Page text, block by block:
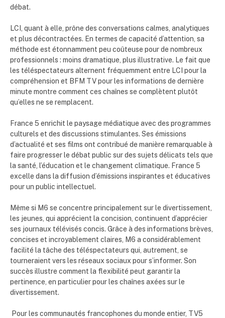
débat.
LCI, quant à elle, prône des conversations calmes, analytiques
et plus décontractées. En termes de capacité d’attention, sa
méthode est étonnamment peu coûteuse pour de nombreux
professionnels : moins dramatique, plus illustrative. Le fait que
les téléspectateurs alternent fréquemment entre LCI pour la
compréhension et BFM TV pour les informations de dernière
minute montre comment ces chaînes se complètent plutôt
qu’elles ne se remplacent.
France 5 enrichit le paysage médiatique avec des programmes
culturels et des discussions stimulantes. Ses émissions
d’actualité et ses films ont contribué de manière remarquable à
faire progresser le débat public sur des sujets délicats tels que
la santé, l’éducation et le changement climatique. France 5
excelle dans la diffusion d’émissions inspirantes et éducatives
pour un public intellectuel.
Même si M6 se concentre principalement sur le divertissement,
les jeunes, qui apprécient la concision, continuent d’apprécier
ses journaux télévisés concis. Grâce à des informations brèves,
concises et incroyablement claires, M6 a considérablement
facilité la tâche des téléspectateurs qui, autrement, se
tourneraient vers les réseaux sociaux pour s’informer. Son
succès illustre comment la flexibilité peut garantir la
pertinence, en particulier pour les chaînes axées sur le
divertissement.
Pour les communautés francophones du monde entier, TV5